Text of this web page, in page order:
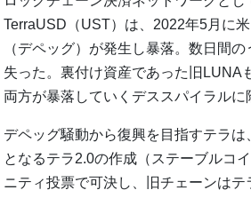
TerraUSD（UST）は、2022年5月に
（デペッグ）が発生し暴落。数日間
失った。裏付け資産であった旧LUNA
両方が暴落していくデススパイラルに
デペッグ騒動から復興を目指すテラ
となるテラ2.0の作成（ステーブルコ
ニティ投票で可決し、旧チェーンはテ